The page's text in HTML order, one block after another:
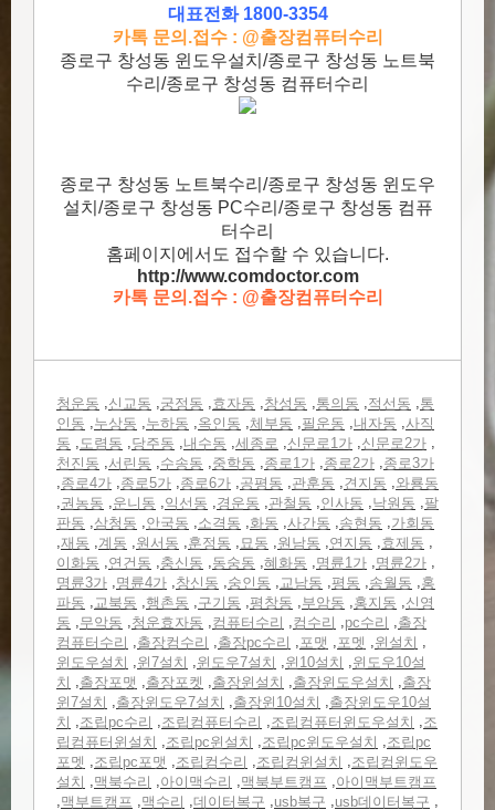
대표전화 1800-3354
카톡 문의.접수 : @출장컴퓨터수리
종로구 창성동 윈도우설치/종로구 창성동 노트북
수리/종로구 창성동 컴퓨터수리
종로구 창성동 노트북수리/종로구 창성동 윈도우
설치/종로구 창성동 PC수리/종로구 창성동 컴퓨
터수리
홈페이지에서도 접수할 수 있습니다.
http://www.comdoctor.com
카톡 문의.접수 : @출장컴퓨터수리
청운동 ,신교동 ,궁정동 ,효자동 ,창성동 ,통의동 ,적선동 ,통
인동 ,누상동 ,누하동 ,옥인동 ,체부동 ,필운동 ,내자동 ,사직
동 ,도렴동 ,당주동 ,내수동 ,세종로 ,신문로1가 ,신문로2가 ,
천진동 ,서린동 ,수송동 ,중학동 ,종로1가 ,종로2가 ,종로3가
,종로4가 ,종로5가 ,종로6가 ,공평동 ,관훈동 ,견지동 ,와룡동
,권농동 ,운니동 ,익선동 ,경운동 ,관철동 ,인사동 ,낙원동 ,팔
판동 ,삼청동 ,안국동 ,소격동 ,화동 ,사간동 ,송현동 ,가회동
,재동 ,계동 ,원서동 ,훈정동 ,묘동 ,원남동 ,연지동 ,효제동 ,
이화동 ,연건동 ,충신동 ,동숭동 ,혜화동 ,명륜1가 ,명륜2가 ,
명륜3가 ,명륜4가 ,창신동 ,숭인동 ,교남동 ,평동 ,송월동 ,홍
파동 ,교북동 ,행촌동 ,구기동 ,평창동 ,부암동 ,홍지동 ,신영
동 ,무악동 ,청운효자동 ,컴퓨터수리 ,컴수리 ,pc수리 ,출장
컴퓨터수리 ,출장컴수리 ,출장pc수리 ,포맷 ,포멧 ,윈설치 ,
윈도우설치 ,윈7설치 ,윈도우7설치 ,윈10설치 ,윈도우10설
치 ,출장포맷 ,출장포켓 ,출장윈설치 ,출장윈도우설치 ,출장
윈7설치 ,출장윈도우7설치 ,출장윈10설치 ,출장윈도우10설
치 ,조립pc수리 ,조립컴퓨터수리 ,조립컴퓨터윈도우설치 ,조
립컴퓨터윈설치 ,조립pc윈설치 ,조립pc윈도우설치 ,조립pc
포멧 ,조립pc포맷 ,조립컴수리 ,조립컴윈설치 ,조립컴윈도우
설치 ,맥북수리 ,아이맥수리 ,맥북부트캠프 ,아이맥부트캠프
,맥부트캠프 ,맥수리 ,데이터복구 ,usb복구 ,usb데이터복구 ,